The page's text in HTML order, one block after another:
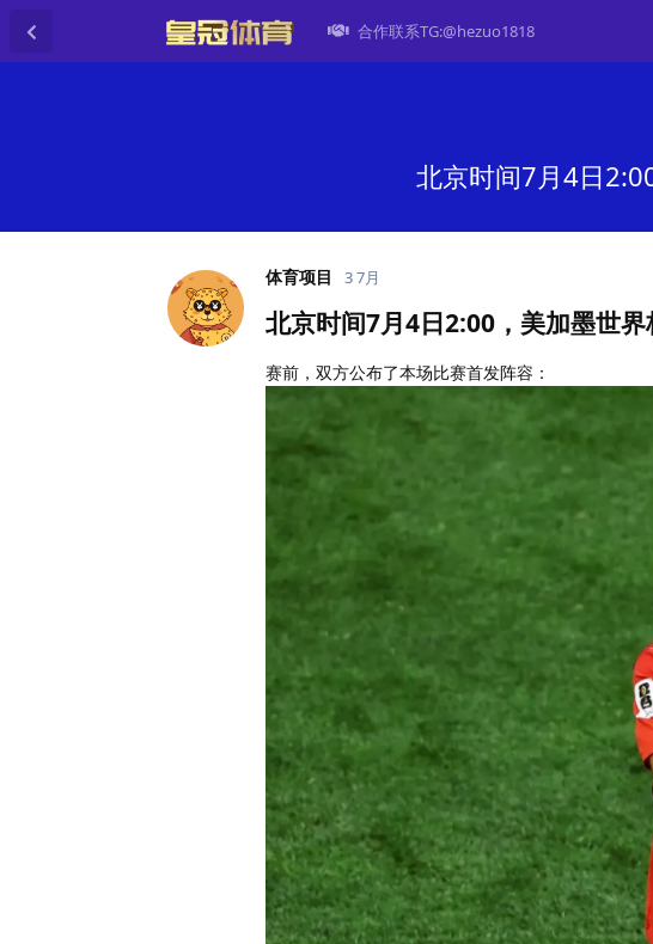
合作联系TG:@hezuo1818
北京时间7月4日
体育项目 3 7月
北京时间7月4日2:00，美加墨世界
赛前，双方公布了本场比赛首发阵容：